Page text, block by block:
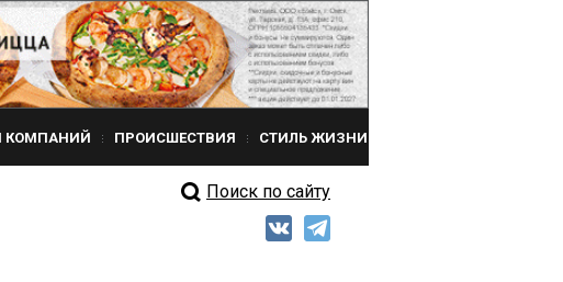
КОМПАНИЙ ПРОИСШЕСТВИЯ СТИЛЬ ЖИЗНИ
Поиск по сайту